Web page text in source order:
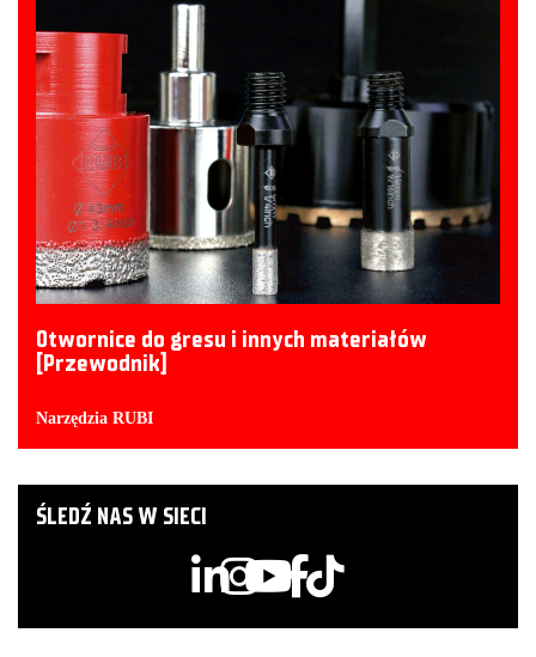
Otwornice do gresu i innych materiałów
[Przewodnik]
Narzędzia RUBI
ŚLEDŹ NAS W SIECI